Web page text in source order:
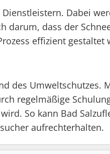
Dabei
darum, dass der
effizient gestaltet
des Umweltschutzes.
regelmäßige
So kann Bad
aufrechterhalten.